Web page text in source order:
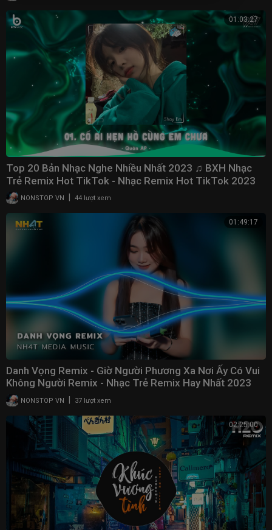
01:03:27
Top 20 Bản Nhạc Nghe Nhiều Nhất 2023 ♫ BXH Nhạc
Trẻ Remix Hot TikTok - Nhạc Remix Hot TikTok 2023
NONSTOP VN 44 lượt xem
01:49:17
Danh Vọng Remix - Giờ Người Phương Xa Nơi Ấy Có Vui
Không Người Remix - Nhạc Trẻ Remix Hay Nhất 2023
NONSTOP VN | 37 lượt xem
02:25:00